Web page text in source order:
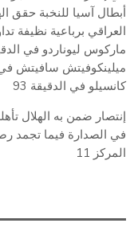
أبطال آسيا للنخبة حقق
العراقي برباعية نظيفة
كانسيلو في الدقيقة 93
في الصدارة فيما تجمد
المركز 11